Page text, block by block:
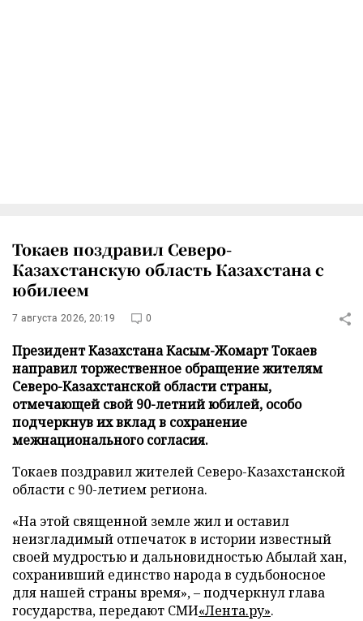
Токаев поздравил Северо-
Казахстанскую область Казахстана с
юбилеем
7 августа 2026, 20:19 0
Президент Казахстана Касым-Жомарт Токаев
направил торжественное обращение жителям
Северо-Казахстанской области страны,
отмечающей свой 90-летний юбилей, особо
подчеркнув их вклад в сохранение
межнационального согласия.
Токаев поздравил жителей Северо-Казахстанской
области с 90-летием региона.
«На этой священной земле жил и оставил
неизгладимый отпечаток в истории известный
своей мудростью и дальновидностью Абылай хан,
сохранивший единство народа в судьбоносное
для нашей страны время», – подчеркнул глава
государства, передают СМИ«Лента.ру».